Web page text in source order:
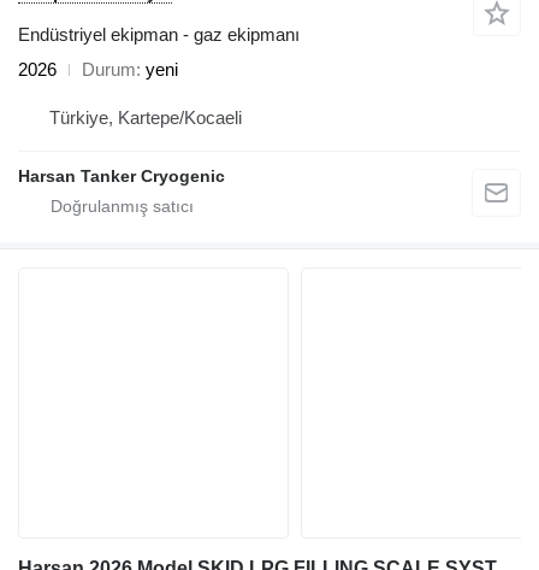
Endüstriyel ekipman - gaz ekipmanı
2026
Durum yeni
Türkiye, Kartepe/Kocaeli
Harsan Tanker Cryogenic